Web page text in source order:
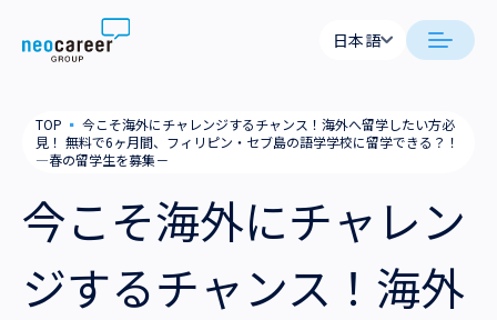
Skip to content
日本語
English
neocareer について
代表メッセージ
私たちの考え方
採用支援
就労支援
企業情報
会社概要
ニュース
日本語
English
TOP ▪ 今こそ海外にチャレンジするチャンス！海外へ留学したい方必
見！ 無料で6ヶ月間、フィリピン・セブ島の語学学校に留学できる？！
―春の留学生を募集－
今こそ海外にチャレン
ジするチャンス！海外